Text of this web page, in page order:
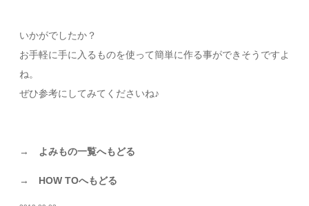
いかがでしたか？
お手軽に手に入るものを使って簡単に作る事ができそうですよ
ね。
ぜひ参考にしてみてくださいね♪
→ よみもの一覧へもどる
→ HOW TOへもどる